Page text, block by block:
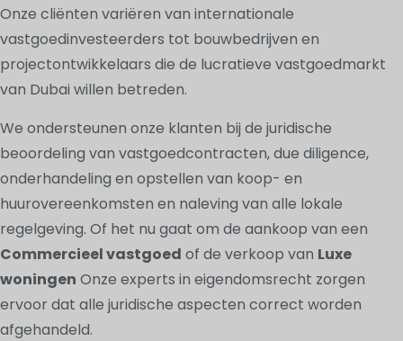
Onze cliënten variëren van internationale
vastgoedinvesteerders tot bouwbedrijven en
projectontwikkelaars die de lucratieve vastgoedmarkt
van Dubai willen betreden.
We ondersteunen onze klanten bij de juridische
beoordeling van vastgoedcontracten, due diligence,
onderhandeling en opstellen van koop- en
huurovereenkomsten en naleving van alle lokale
regelgeving. Of het nu gaat om de aankoop van een
Commercieel vastgoed of de verkoop van Luxe
woningen Onze experts in eigendomsrecht zorgen
ervoor dat alle juridische aspecten correct worden
afgehandeld.